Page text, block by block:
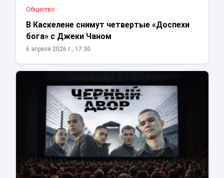
Общество
В Каскелене снимут четвертые «Доспехи
бога» с Джеки Чаном
6 апреля 2026 г., 17:30